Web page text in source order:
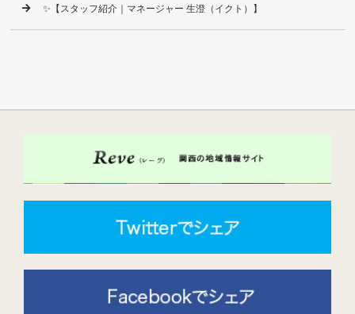
✨【スタッフ紹介｜マネージャー 生澄（イクト）】